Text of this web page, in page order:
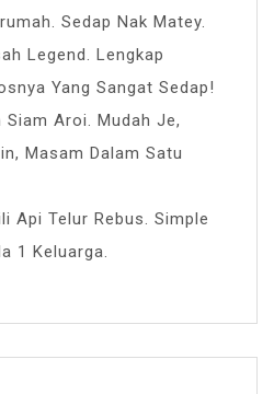
Sedap Nak Matey.
Legend. Lengkap
Yang Sangat Sedap!
Aroi. Mudah Je,
Masam Dalam Satu
Api Telur Rebus. Simple
1 Keluarga.